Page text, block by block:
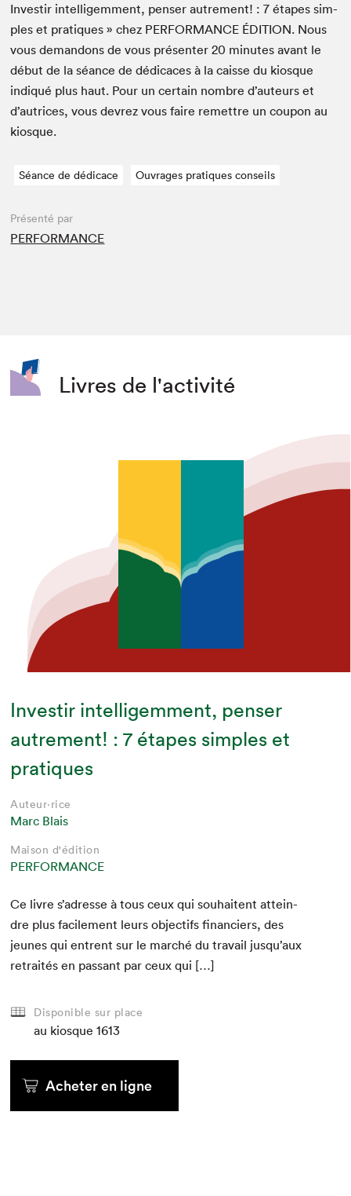
Inve­stir intel­ligem­ment, penser autrement! :7 étapes sim­
ples et pra­tiques » chez PER­FOR­MANCE ÉDI­TION. Nous
vous deman­dons de vous présen­ter20 min­utes avant le
début de la séance de dédi­caces à la caisse du kiosque
indiqué plus haut. Pour un cer­tain nom­bre d’auteurs et
d’autrices, vous devrez vous faire remet­tre un coupon au
kiosque.
Séance de dédicace Ouvrages pratiques conseils
Présenté par
PERFORMANCE
Livres de l'activité
Investir intelligemment, penser
autrement! : 7 étapes simples et
pratiques
Auteur·rice
Marc Blais
Maison d'édition
PERFORMANCE
Ce livre s’adresse à tous ceux qui souhait­ent attein­
dre plus facile­ment leurs objec­tifs financiers, des
jeunes qui entrent sur le marché du tra­vail jusqu’aux
retraités en pas­sant par ceux qui […]
Disponible sur place
au kiosque 1613
Acheter en ligne